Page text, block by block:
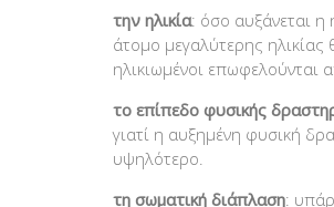
την ηλικία: όσο αυξάνεται η
άτομο μεγαλύτερης
ηλικιωμένοι
το επίπεδο φυσικής
γιατί η αυξημένη φυσική
υψηλότερο.
τη σωματική διάπλαση: